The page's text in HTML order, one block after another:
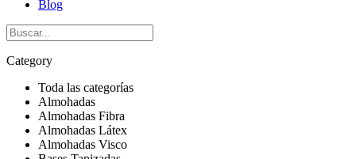
Blog
Category
Toda las categorías
Almohadas
Almohadas Fibra
Almohadas Látex
Almohadas Visco